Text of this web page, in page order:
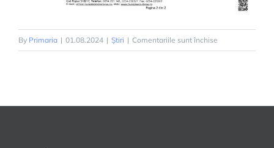
By Primaria | 01.08.2024 | Știri | Comentariile sunt închise
PESTA